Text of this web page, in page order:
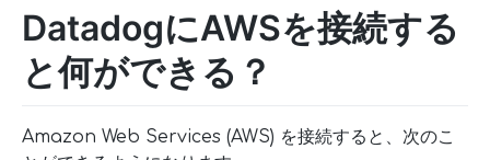
DatadogにAWSを接続する
と何ができる？
Amazon Web Services (AWS) を接続すると、次のこ